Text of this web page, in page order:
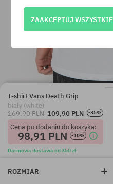
T-shirt Vans Death Grip
biały (white)
169,90 PLN 109,90 PLN -35%
Cena po dodaniu do koszyka:
98,91 PLN -10%
Darmowa dostawa od 350 zł
ROZMIAR
ZAAKCEPTUJ WSZYSTKIE